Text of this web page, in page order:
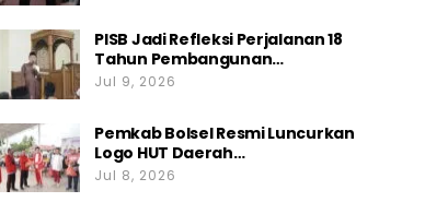
PISB Jadi Refleksi Perjalanan 18
Tahun Pembangunan…
Jul 9, 2026
Pemkab Bolsel Resmi Luncurkan
Logo HUT Daerah…
Jul 8, 2026